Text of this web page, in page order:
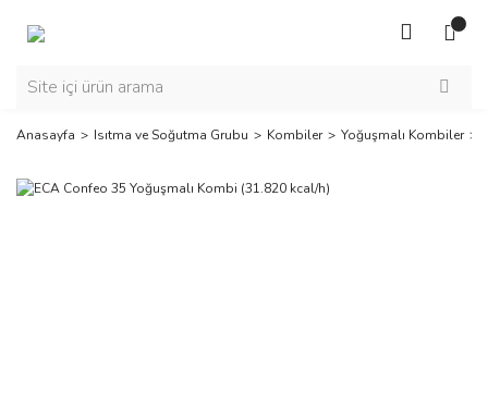
Anasayfa Isıtma ve Soğutma Grubu Kombiler Yoğuşmalı Kombiler